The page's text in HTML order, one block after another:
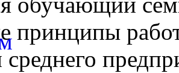
принципы